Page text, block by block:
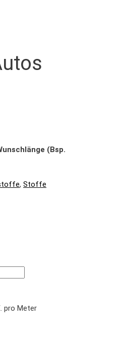
(Bsp.
, Stoffe
pro Meter